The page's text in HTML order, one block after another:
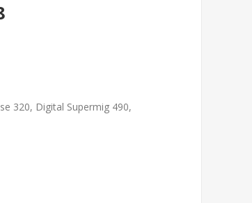
320, Digital Supermig 490,